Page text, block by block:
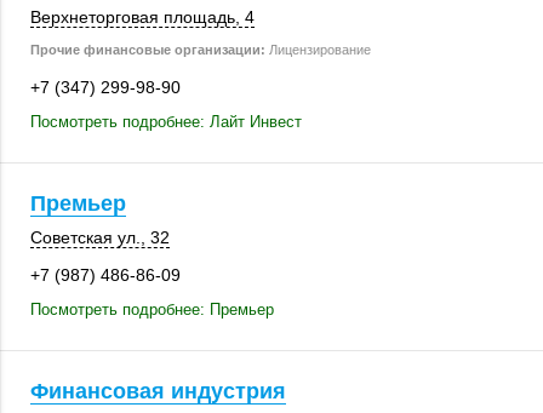
Верхнеторговая площадь, 4
Прочие финансовые организации: Лицензирование
+7 (347) 299-98-90
Посмотреть подробнее: Лайт Инвест
Премьер
Советская ул., 32
+7 (987) 486-86-09
Посмотреть подробнее: Премьер
Финансовая индустрия